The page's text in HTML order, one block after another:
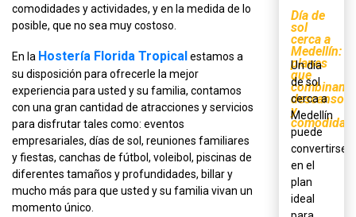
comodidades y actividades, y en la medida de lo
posible, que no sea muy costoso.
En la Hostería Florida Tropical estamos a
su disposición para ofrecerle la mejor
experiencia para usted y su familia, contamos
con una gran cantidad de atracciones y servicios
para disfrutar tales como: eventos
empresariales, días de sol, reuniones familiares
y fiestas, canchas de fútbol, voleibol, piscinas de
diferentes tamaños y profundidades, billar y
mucho más para que usted y su familia vivan un
momento único.
Día de
sol
cerca a
Medellín:
planes
que
combinan
descanso
y
comodidad
Un día
de sol
cerca a
Medellín
puede
convertirse
en el
plan
ideal